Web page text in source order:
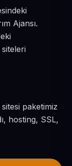
Ajansı.
paketimiz
hosting, SSL,